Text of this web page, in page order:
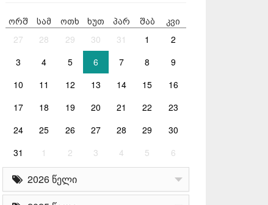
ორშ სამ ოთხ ხუთ პარ შაბ კვი
27 28 29 30 31 1
2
3
4 5 6 7 8
9
10
11 12 13 14 15
16
17
18 19 20 21 22
23
24
25 26 27 28 29
30
31
1 2 3 4 5 6
2026 წელი